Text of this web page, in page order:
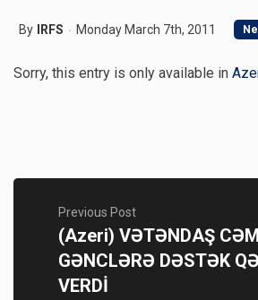
By IRFS Monday March 7th, 2011
Sorry, this entry is only available in
Previous Post
(Azeri) VƏTƏNDAŞ
GƏNCLƏRƏ DƏSTƏK
VERDİ